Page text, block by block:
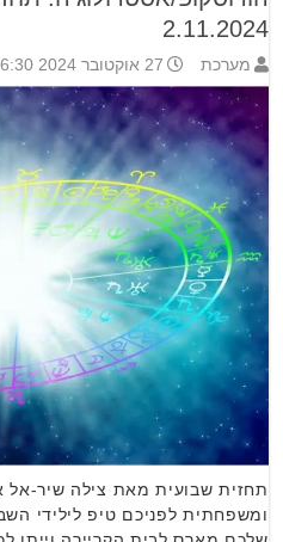
2.11.2024
מערכת 27 אוקטובר 2024 6:30
תחזית שבועית מאת צילה שיר-אל
ומשפחתית לפניכם טיפ לילידי